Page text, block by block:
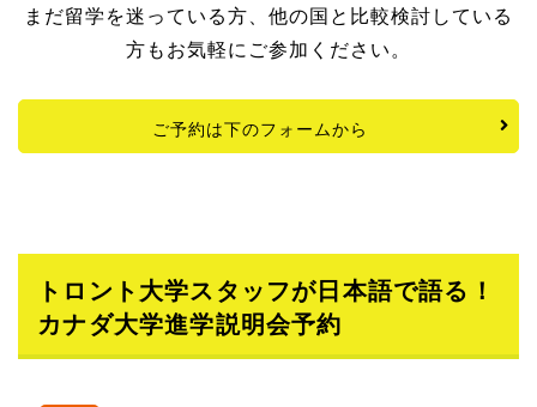
まだ留学を迷っている方、他の国と比較検討している
方もお気軽にご参加ください。
ご予約は下のフォームから
トロント大学スタッフが日本語で語る！
カナダ大学進学説明会予約